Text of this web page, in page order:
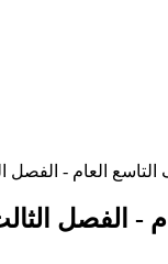
العام - الفصل
- الفصل